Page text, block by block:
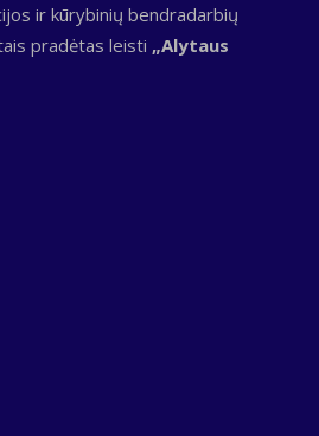
ir kūrybinių bendradarbių
pradėtas leisti „Alytaus